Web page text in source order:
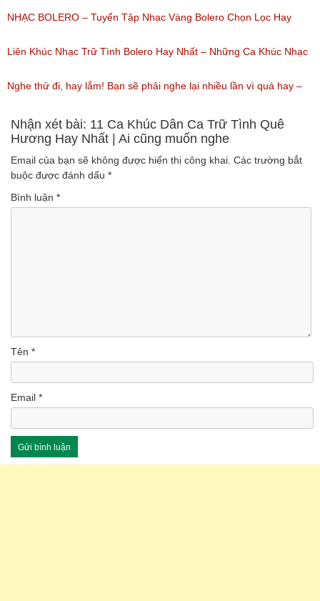
(Lượt nghe: 218)
Ca Thiên Quang Quỳnh Trang Ngọt Ngào
(Lượt nghe: 219)
NHẠC BOLERO – Tuyển Tập Nhạc Vàng Bolero Chọn Lọc Hay
Nhất / Tuyệt Đỉnh Bolero
(Lượt nghe: 99)
Liên Khúc Nhạc Trữ Tình Bolero Hay Nhất – Những Ca Khúc Nhạc
Vàng Trữ Tình Hay Nhất 2018
(Lượt nghe: 75)
Nghe thử đi, hay lắm! Bạn sẽ phải nghe lại nhiều lần vì quá hay –
Nhạc miền Tây đặc sắc
(Lượt nghe: 46)
Nhận xét bài: 11 Ca Khúc Dân Ca Trữ Tình Quê
Hương Hay Nhất | Ai cũng muốn nghe
Email của bạn sẽ không được hiển thị công khai. Các trường bắt
buộc được đánh dấu *
Bình luận *
Tên *
Email *